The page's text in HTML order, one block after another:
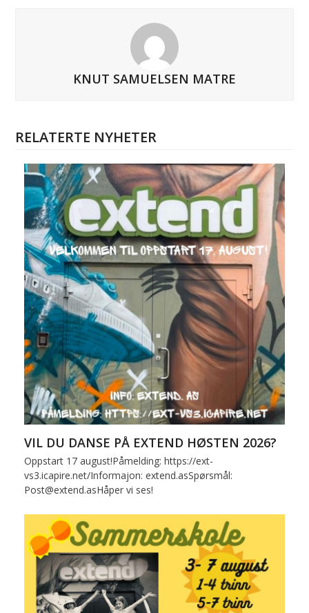
KNUT SAMUELSEN MATRE
RELATERTE NYHETER
VIL DU DANSE PÅ EXTEND HØSTEN 2026?
Oppstart 17 august!Påmelding: https://ext-
vs3.icapire.net/Informajon: extend.asSpørsmål:
Post@extend.asHåper vi ses!